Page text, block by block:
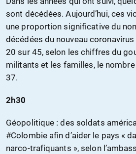
sont décédées. Aujourd’hui, ces
une proportion significative du
décédées du nouveau
20 sur 45, selon les chiffres du
militants et les familles, le nombre
37.
2h30
Géopolitique : des soldats
#Colombie afin d’aider le pays «
narco-trafiquants », selon